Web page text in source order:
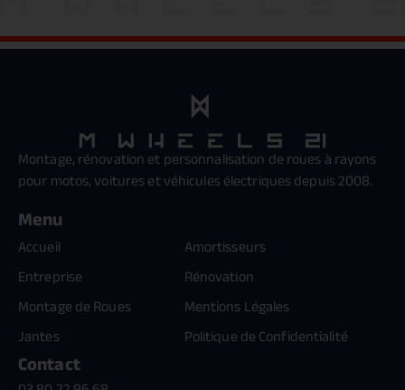
Montage, rénovation et personnalisation de roues à rayons
pour motos, voitures et véhicules électriques depuis 2008.
Menu
Accueil
Entreprise
Montage de Roues
Jantes
Amortisseurs
Rénovation
Mentions Légales
Politique de Confidentialité
Contact